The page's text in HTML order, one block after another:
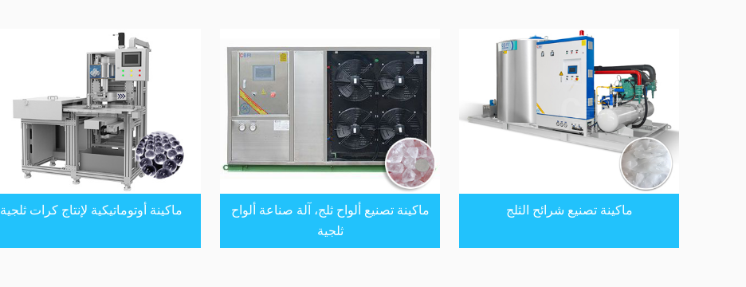
ماكينة تصنيع شرائح الثلج
ماكينة تصنيع ألواح ثلج، آلة صناعة ألواح
ثلجية
ماكينة أوتوماتيكية لإنتاج كرات ثلجية